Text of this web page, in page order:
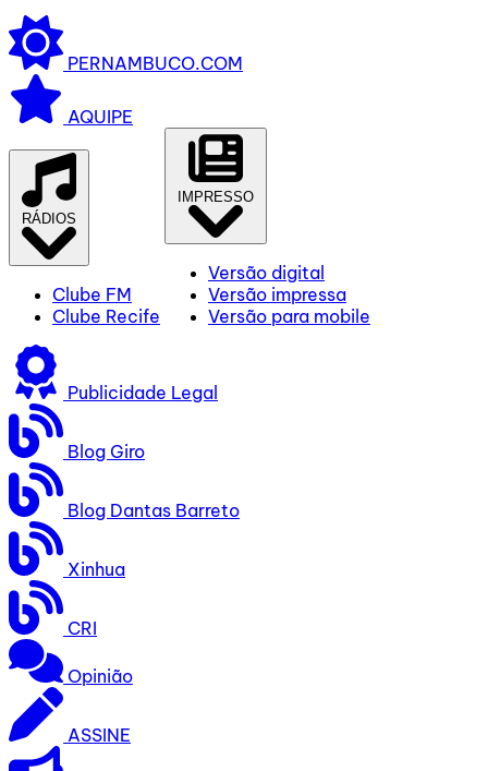
PERNAMBUCO.COM
AQUIPE
RÁDIOS
Clube FM
Clube Recife
IMPRESSO
Versão digital
Versão impressa
Versão para mobile
Publicidade Legal
Blog Giro
Blog Dantas Barreto
Xinhua
CRI
Opinião
ASSINE